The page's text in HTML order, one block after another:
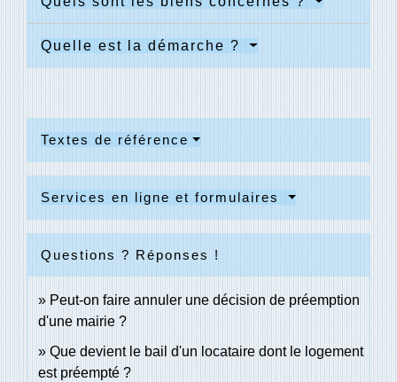
Quelle est la démarche ?
Textes de référence
Services en ligne et formulaires
Questions ? Réponses !
Peut-on faire annuler une décision de préemption
d'une mairie ?
Que devient le bail d'un locataire dont le logement
est préempté ?